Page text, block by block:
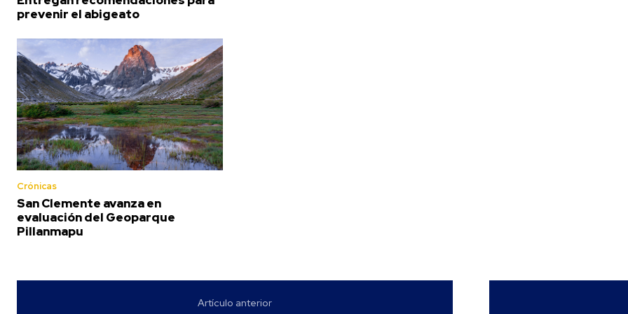
prevenir el abigeato
Crónicas
San Clemente avanza en
evaluación del Geoparque
Pillanmapu
Artículo anterior